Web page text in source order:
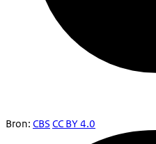
Bron: CBS CC BY 4.0